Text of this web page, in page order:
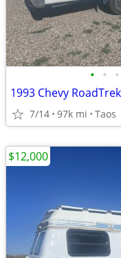
• • •
1993 Chevy
7/14 97k mi Taos
$12,000